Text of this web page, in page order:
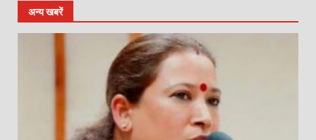
अन्य खबरें